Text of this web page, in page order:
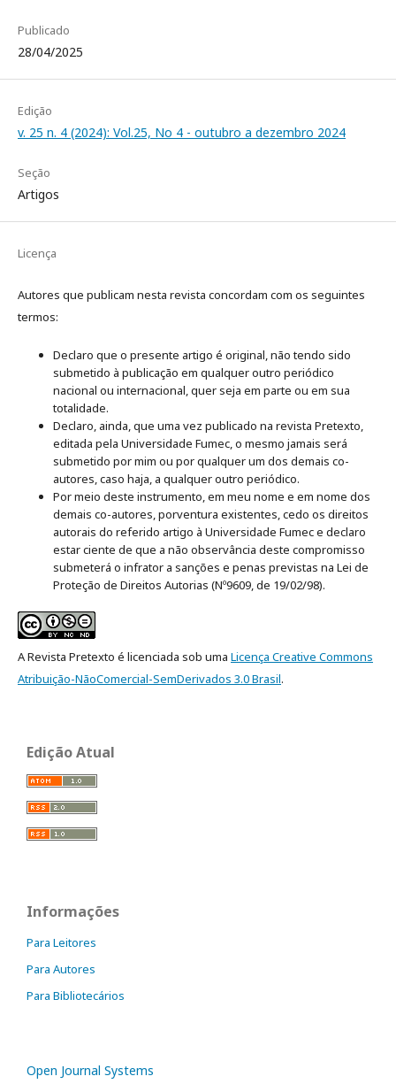
Publicado
28/04/2025
Edição
v. 25 n. 4 (2024): Vol.25, No 4 - outubro a dezembro 2024
Seção
Artigos
Licença
Autores que publicam nesta revista concordam com os seguintes
termos:
Declaro que o presente artigo é original, não tendo sido
submetido à publicação em qualquer outro periódico
nacional ou internacional, quer seja em parte ou em sua
totalidade.
Declaro, ainda, que uma vez publicado na revista Pretexto,
editada pela Universidade Fumec, o mesmo jamais será
submetido por mim ou por qualquer um dos demais co-
autores, caso haja, a qualquer outro periódico.
Por meio deste instrumento, em meu nome e em nome dos
demais co-autores, porventura existentes, cedo os direitos
autorais do referido artigo à Universidade Fumec e declaro
estar ciente de que a não observância deste compromisso
submeterá o infrator a sanções e penas previstas na Lei de
Proteção de Direitos Autorias (Nº9609, de 19/02/98).
A Revista Pretexto é licenciada sob uma Licença Creative Commons
Atribuição-NãoComercial-SemDerivados 3.0 Brasil.
Edição Atual
Informações
Para Leitores
Para Autores
Para Bibliotecários
Open Journal Systems